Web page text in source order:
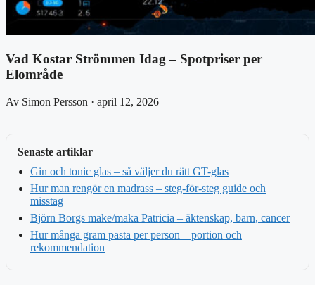
Vad Kostar Strömmen Idag – Spotpriser per
Elområde
Av Simon Persson · april 12, 2026
Senaste artiklar
Gin och tonic glas – så väljer du rätt GT-glas
Hur man rengör en madrass – steg-för-steg guide och
misstag
Björn Borgs make/maka Patricia – äktenskap, barn, cancer
Hur många gram pasta per person – portion och
rekommendation